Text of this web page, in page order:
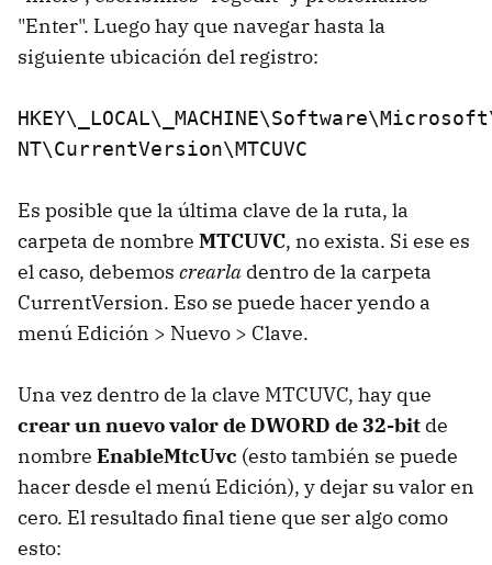
"Enter". Luego hay que navegar hasta la
siguiente ubicación del registro:
NT\CurrentVersion\MTCUVC
Es posible que la última clave de la ruta, la
carpeta de nombre MTCUVC, no exista. Si ese es
el caso, debemos crearla dentro de la carpeta
CurrentVersion. Eso se puede hacer yendo a
menú Edición > Nuevo > Clave.
Una vez dentro de la clave MTCUVC, hay que
crear un nuevo valor de DWORD de 32-bit de
nombre EnableMtcUvc (esto también se puede
hacer desde el menú Edición), y dejar su valor en
cero. El resultado final tiene que ser algo como
esto: